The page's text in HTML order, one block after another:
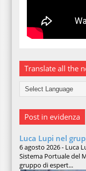
Translate all the
Post in evidenza
Luca Lupi nel
6 agosto 2026 - Luca
Sistema Portuale del
gruppo di espert...